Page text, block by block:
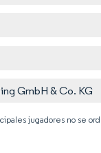
GmbH & Co. KG
jugadores no se